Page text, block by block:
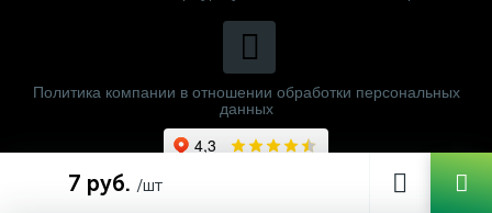
7 руб. /шт
Политика компании в отношении обработки персональных
данных